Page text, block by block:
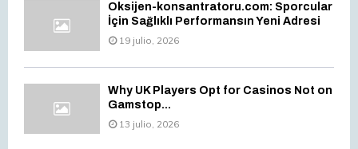
Oksijen-konsantratoru.com: Sporcular
İçin Sağlıklı Performansın Yeni Adresi
19 julio, 2026
Why UK Players Opt for Casinos Not on
Gamstop...
13 julio, 2026